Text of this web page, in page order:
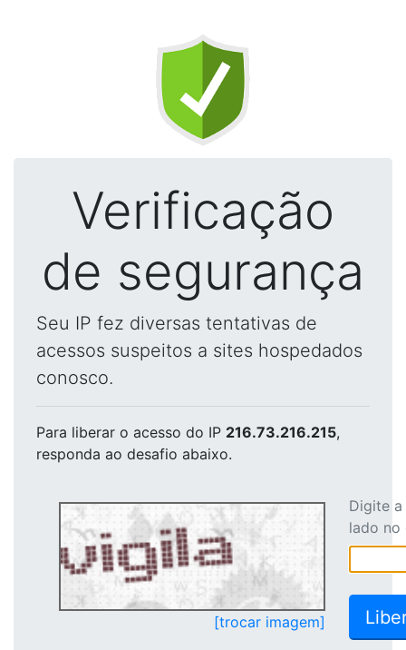
Verificação
de segurança
Seu IP fez diversas tentativas de
acessos suspeitos a sites hospedados
conosco.
Para liberar o acesso do IP 216.73.216.215,
responda ao desafio abaixo.
[trocar imagem]
Digite
lado no